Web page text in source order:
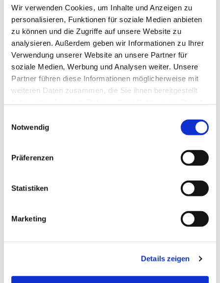
Wir verwenden Cookies, um Inhalte und Anzeigen zu
personalisieren, Funktionen für soziale Medien anbieten
zu können und die Zugriffe auf unsere Website zu
analysieren. Außerdem geben wir Informationen zu Ihrer
Verwendung unserer Website an unsere Partner für
soziale Medien, Werbung und Analysen weiter. Unsere
Partner führen diese Informationen möglicherweise mit
weiteren Daten zusammen, die Sie ihnen bereitgestellt
Notwendig
Präferenzen
Statistiken
Marketing
Details zeigen